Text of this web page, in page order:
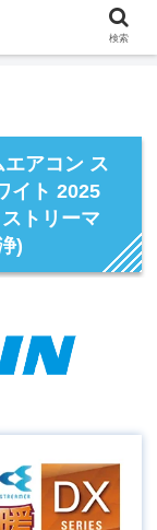
アコン ス
イト 2025
トリーマ
)
検索